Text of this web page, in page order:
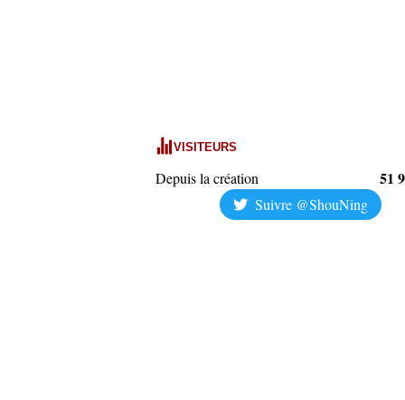
VISITEURS
Depuis la création 51
Suivre @ShouNing